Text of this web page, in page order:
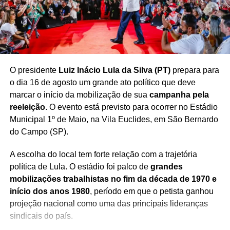
O presidente Luiz Inácio Lula da Silva (PT)prepara para
o dia 16 de agosto um grande ato político que deve
marcar o início da mobilização de sua campanha pela
reeleição. O evento está previsto para ocorrer no Estádio
Municipal 1º de Maio, na Vila Euclides, em São Bernardo
do Campo (SP).
A escolha do local tem forte relação com a trajetória
política de Lula. O estádio foi palco de grandes
mobilizações trabalhistas no fim da década de 1970 e
início dos anos 1980, período em que o petista ganhou
projeção nacional como uma das principais lideranças
sindicais do país.